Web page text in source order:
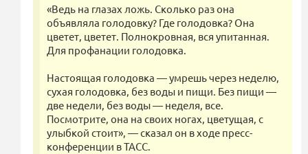
«Ведь на глазах ложь. Сколько раз она
объявляла голодовку? Где голодовка? Она
цветет, цветет. Полнокровная, вся упитанная.
Для профанации голодовка.
Настоящая голодовка — умрешь через неделю,
сухая голодовка, без воды и пищи. Без пищи —
две недели, без воды — неделя, все.
Посмотрите, она на своих ногах, цветущая, с
улыбкой стоит», — сказал он в ходе пресс-
конференции в ТАСС.